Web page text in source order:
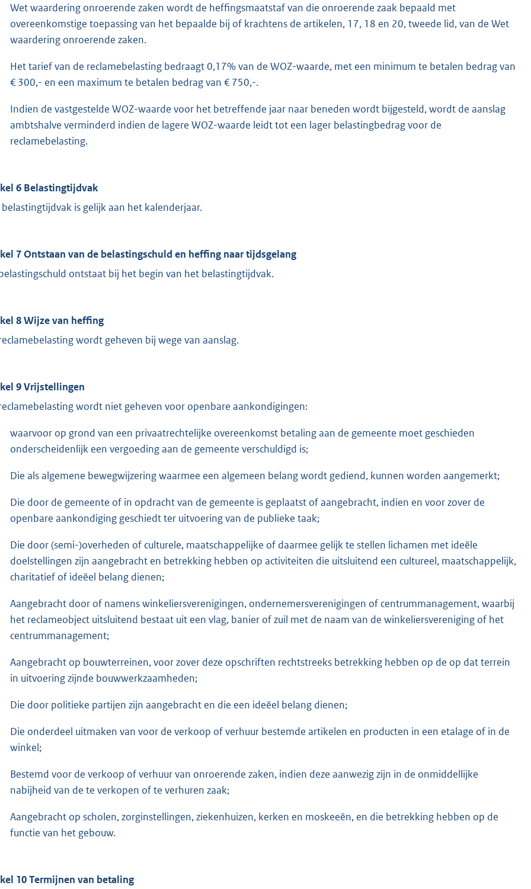
Wet waardering onroerende zaken wordt de heffingsmaatstaf van die onroerende zaak bepaald met
overeenkomstige toepassing van het bepaalde bij of krachtens de artikelen, 17, 18 en 20, tweede lid, van de Wet
waardering onroerende zaken.
Het tarief van de reclamebelasting bedraagt 0,17% van de WOZ-waarde, met een minimum te betalen bedrag van
€ 300,- en een maximum te betalen bedrag van € 750,-.
Indien de vastgestelde WOZ-waarde voor het betreffende jaar naar beneden wordt bijgesteld, wordt de aanslag
ambtshalve verminderd indien de lagere WOZ-waarde leidt tot een lager belastingbedrag voor de
reclamebelasting.
6 Belastingtijdvak
is gelijk aan het kalenderjaar.
7 Ontstaan van de belastingschuld en heffing naar tijdsgelang
ontstaat bij het begin van het belastingtijdvak.
8 Wijze van heffing
wordt geheven bij wege van aanslag.
9 Vrijstellingen
wordt niet geheven voor openbare aankondigingen:
waarvoor op grond van een privaatrechtelijke overeenkomst betaling aan de gemeente moet geschieden
onderscheidenlijk een vergoeding aan de gemeente verschuldigd is;
Die als algemene bewegwijzering waarmee een algemeen belang wordt gediend, kunnen worden aangemerkt;
Die door de gemeente of in opdracht van de gemeente is geplaatst of aangebracht, indien en voor zover de
openbare aankondiging geschiedt ter uitvoering van de publieke taak;
Die door (semi-)overheden of culturele, maatschappelijke of daarmee gelijk te stellen lichamen met ideële
doelstellingen zijn aangebracht en betrekking hebben op activiteiten die uitsluitend een cultureel, maatschappelijk,
charitatief of ideëel belang dienen;
Aangebracht door of namens winkeliersverenigingen, ondernemersverenigingen of centrummanagement, waarbij
het reclameobject uitsluitend bestaat uit een vlag, banier of zuil met de naam van de winkeliersvereniging of het
centrummanagement;
Aangebracht op bouwterreinen, voor zover deze opschriften rechtstreeks betrekking hebben op de op dat terrein
in uitvoering zijnde bouwwerkzaamheden;
Die door politieke partijen zijn aangebracht en die een ideëel belang dienen;
Die onderdeel uitmaken van voor de verkoop of verhuur bestemde artikelen en producten in een etalage of in de
winkel;
Bestemd voor de verkoop of verhuur van onroerende zaken, indien deze aanwezig zijn in de onmiddellijke
nabijheid van de te verkopen of te verhuren zaak;
Aangebracht op scholen, zorginstellingen, ziekenhuizen, kerken en moskeeën, en die betrekking hebben op de
functie van het gebouw.
10 Termijnen van betaling